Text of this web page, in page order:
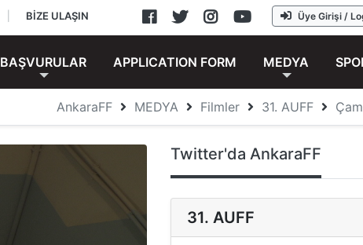
Üye Girişi /
BİZE ULAŞIN
BAŞVURULAR APPLICATION FORM MEDYA
AnkaraFF MEDYA Filmler 31. AUFF
Twitter'da AnkaraFF
31. AUFF